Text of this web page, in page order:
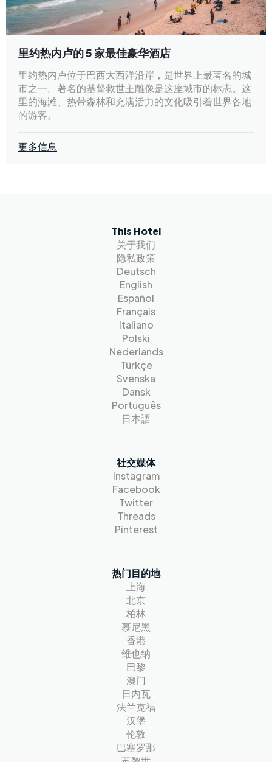
里约热内卢的 5 家最佳豪华酒店
里约热内卢位于巴西大西洋沿岸，是世界上最著名的城
市之一。著名的基督救世主雕像是这座城市的标志。这
里的海滩、热带森林和充满活力的文化吸引着世界各地
的游客。
更多信息
This Hotel
关于我们
隐私政策
Deutsch
English
Español
Français
Italiano
Polski
Nederlands
Türkçe
Svenska
Dansk
Português
日本語
社交媒体
Instagram
Facebook
Twitter
Threads
Pinterest
热门目的地
上海
北京
柏林
慕尼黑
香港
维也纳
巴黎
澳门
日内瓦
法兰克福
汉堡
伦敦
巴塞罗那